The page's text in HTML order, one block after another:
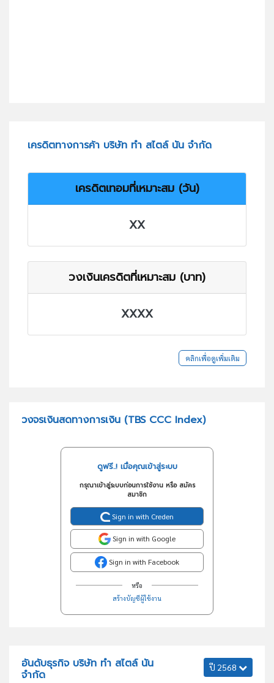
เครดิตทางการค้า บริษัท ทำ สไตล์ นัน จำกัด
เครดิตเทอมที่เหมาะสม (วัน)
XX
วงเงินเครดิตที่เหมาะสม (บาท)
XXXX
คลิกเพื่อดูเพิ่มเติม
วงจรเงินสดทางการเงิน (TBS CCC Index)
ดูฟรี..! เมื่อคุณเข้าสู่ระบบ
กรุณาเข้าสู่ระบบก่อนการใช้งาน หรือ สมัคร
สมาชิก
Sign in with Creden
Sign in with Google
Sign in with Facebook
หรือ
สร้างบัญชีผู้ใช้งาน
อันดับธุรกิจ บริษัท ทำ สไตล์ นัน
จำกัด
ปี 2568